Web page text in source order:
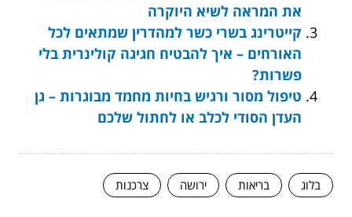
את המראה לשיא היוקרה
קייטרינג בשרי כשר למהדרין שמתאים לכל
האורחים – איך להבטיח חגיגה קולינרית בלי
פשרות?
טיפול מסור ורגיש בחיות מחמד מבוגרות – גן
העדן הסודי לכלב או לחתול שלכם
בלוג בריאות ירושה צרכנות